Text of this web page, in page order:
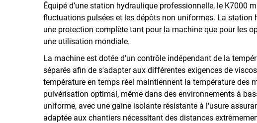
Équipé d’une station hydraulique professionnelle, le K7000
fluctuations pulsées et les dépôts non uniformes. La
une protection complète tant pour la machine que pour les
une utilisation mondiale.
La machine est dotée d'un contrôle indépendant de la
séparés afin de s'adapter aux différentes exigences de
température en temps réel maintiennent la température
pulvérisation optimal, même dans des environnements à
uniforme, avec une gaine isolante résistante à l'usure
adaptée aux chantiers nécessitant des distances